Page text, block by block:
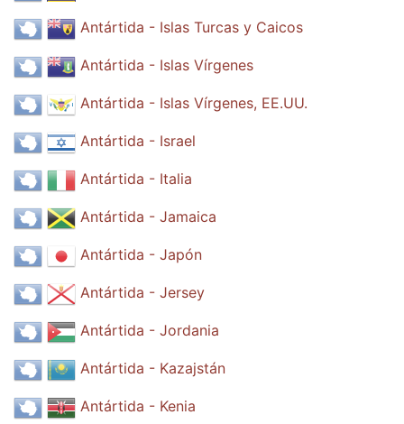
Antártida - Islas Turcas y Caicos
Antártida - Islas Vírgenes
Antártida - Islas Vírgenes, EE.UU.
Antártida - Israel
Antártida - Italia
Antártida - Jamaica
Antártida - Japón
Antártida - Jersey
Antártida - Jordania
Antártida - Kazajstán
Antártida - Kenia